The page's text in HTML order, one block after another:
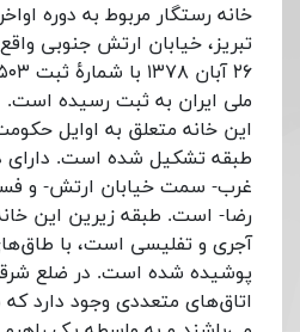
خانه رستگار مربوط به دوره
تبریز، خیابان ارتش جنوبی
ملی ایران به ثبت رسیده است.
این خانه متعلق به اوایل
طبقه تشکیل شده است. دارای
غرب- سمت خیابان ارتش- و
رضا- است. طبقه زیرین این
آجری و تفلیسی است، با
پوشیده شده است. در ضلع
اتاق‌های متعددی وجود دارد